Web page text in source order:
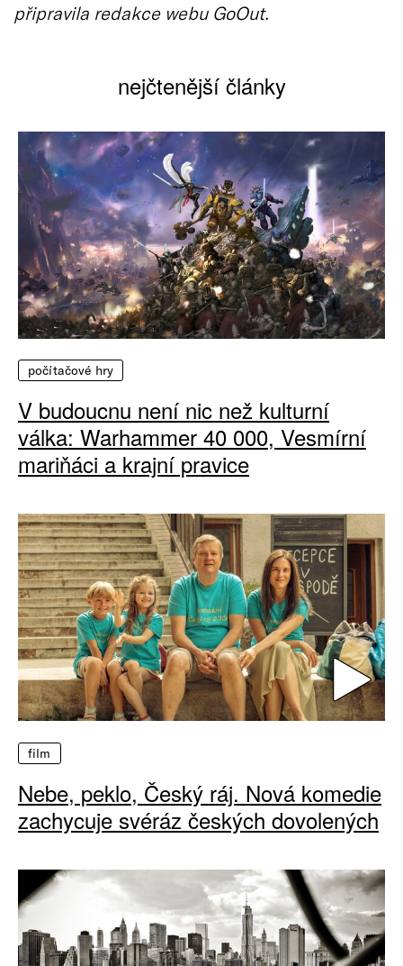
připravila redakce webu GoOut.
nejčtenější články
počítačové hry
V budoucnu není nic než kulturní
válka: Warhammer 40 000, Vesmírní
mariňáci a krajní pravice
film
Nebe, peklo, Český ráj. Nová komedie
zachycuje svéráz českých dovolených